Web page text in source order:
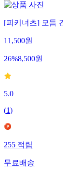
[피키너츠] 모듬
11,500원
26%8,500원
5.0
(1)
255적립
무료배송